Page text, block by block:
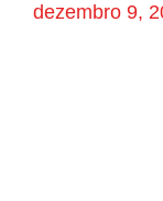
dezembro 9,